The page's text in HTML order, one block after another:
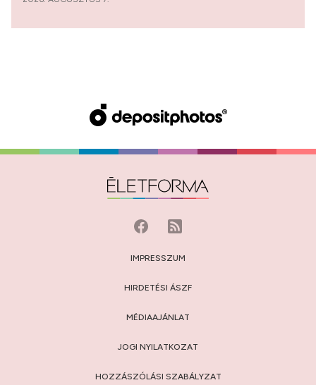
IMPRESSZUM
HIRDETÉSI ÁSZF
MÉDIAAJÁNLAT
JOGI NYILATKOZAT
HOZZÁSZÓLÁSI SZABÁLYZAT